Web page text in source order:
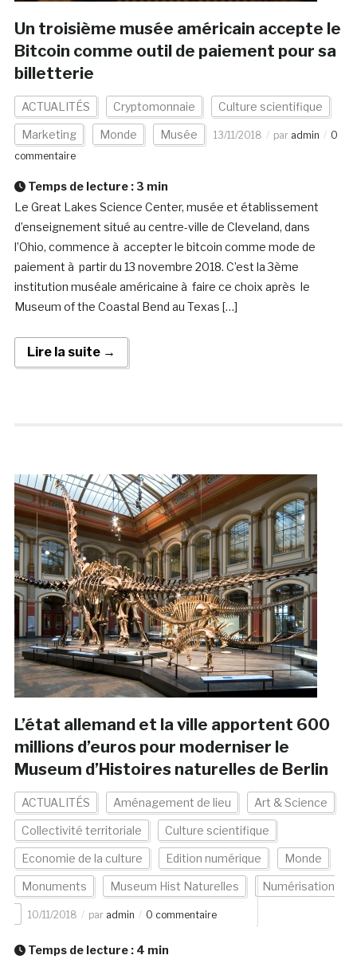
Un troisième musée américain accepte le
Bitcoin comme outil de paiement pour sa
billetterie
ACTUALITÉS Cryptomonnaie Culture scientifique
Marketing Monde Musée 13/11/2018 par admin
0
commentaire
Temps de lecture : 3 min
Le Great Lakes Science Center, musée et établissement
d’enseignement situé au centre-ville de Cleveland, dans
l’Ohio, commence à accepter le bitcoin comme mode de
paiement à partir du 13 novembre 2018. C’est la 3ème
institution muséale américaine à faire ce choix après le
Museum of the Coastal Bend au Texas […]
Lire la suite →
L’état allemand et la ville apportent 600
millions d’euros pour moderniser le
Museum d’Histoires naturelles de Berlin
ACTUALITÉS Aménagement de lieu Art & Science
Collectivité territoriale Culture scientifique
Economie de la culture Edition numérique Monde
Monuments Museum Hist Naturelles Numérisation
10/11/2018 par admin 0 commentaire
Temps de lecture : 4 min